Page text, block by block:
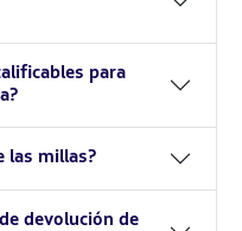
para
las millas?
devolución de